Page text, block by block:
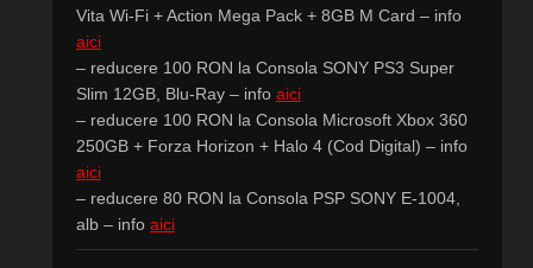
Vita Wi-Fi + Action Mega Pack + 8GB M Card – info
aici
– reducere 100 RON la Consola SONY PS3 Super
Slim 12GB, Blu-Ray – info aici
– reducere 100 RON la Consola Microsoft Xbox 360
250GB + Forza Horizon + Halo 4 (Cod Digital) – info
aici
– reducere 80 RON la Consola PSP SONY E-1004,
alb – info aici